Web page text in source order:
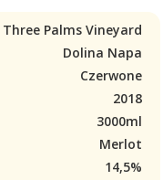
Three Palms Vineyard
Dolina Napa
Czerwone
2018
3000ml
Merlot
14,5%